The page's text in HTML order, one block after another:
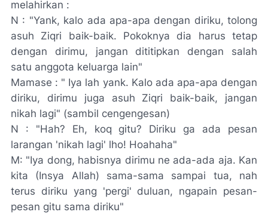
melahirkan :
N : "Yank, kalo ada apa-apa dengan diriku, tolong
asuh Ziqri baik-baik. Pokoknya dia harus tetap
dengan dirimu, jangan dititipkan dengan salah
satu anggota keluarga lain"
Mamase : " Iya lah yank. Kalo ada apa-apa dengan
diriku, dirimu juga asuh Ziqri baik-baik, jangan
nikah lagi" (sambil cengengesan)
N : "Hah? Eh, koq gitu? Diriku ga ada pesan
larangan 'nikah lagi' lho! Hoahaha"
M: "Iya dong, habisnya dirimu ne ada-ada aja. Kan
kita (Insya Allah) sama-sama sampai tua, nah
terus diriku yang 'pergi' duluan, ngapain pesan-
pesan gitu sama diriku"